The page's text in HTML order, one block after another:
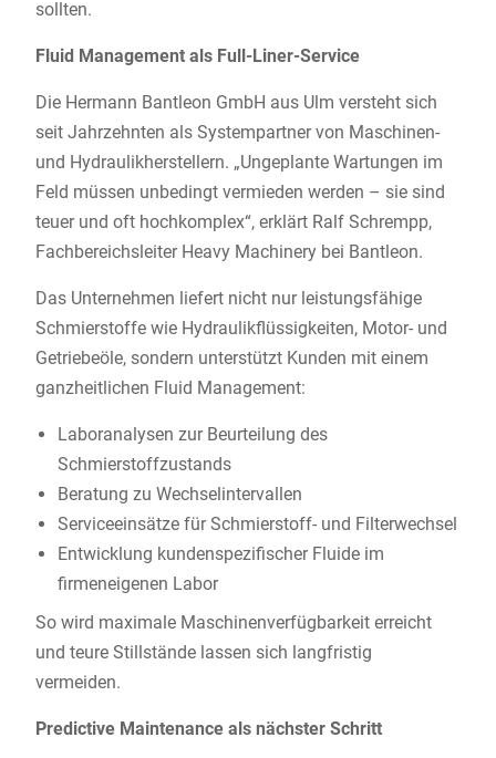
sollten.
Fluid Management als Full-Liner-Service
Die Hermann Bantleon GmbH aus Ulm versteht sich
seit Jahrzehnten als Systempartner von Maschinen-
und Hydraulikherstellern. „Ungeplante Wartungen im
Feld müssen unbedingt vermieden werden – sie sind
teuer und oft hochkomplex“, erklärt Ralf Schrempp,
Fachbereichsleiter Heavy Machinery bei Bantleon.
Das Unternehmen liefert nicht nur leistungsfähige
Schmierstoffe wie Hydraulikflüssigkeiten, Motor- und
Getriebeöle, sondern unterstützt Kunden mit einem
ganzheitlichen Fluid Management:
Laboranalysen zur Beurteilung des
Schmierstoffzustands
Beratung zu Wechselintervallen
Serviceeinsätze für Schmierstoff- und Filterwechsel
Entwicklung kundenspezifischer Fluide im
firmeneigenen Labor
So wird maximale Maschinenverfügbarkeit erreicht
und teure Stillstände lassen sich langfristig
vermeiden.
Predictive Maintenance als nächster Schritt